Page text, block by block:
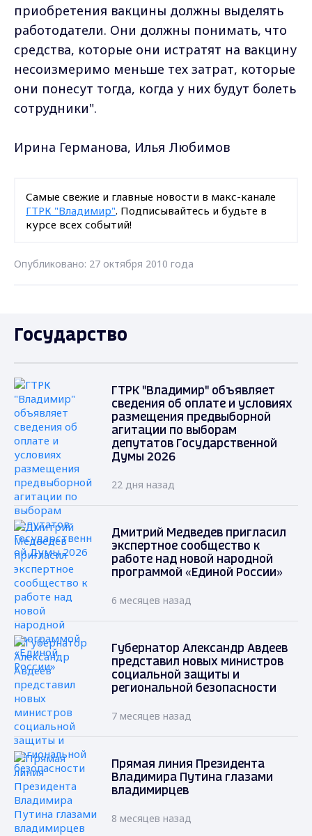
приобретения вакцины должны выделять
работодатели. Они должны понимать, что
средства, которые они истратят на вакцину
несоизмеримо меньше тех затрат, которые
они понесут тогда, когда у них будут болеть
сотрудники".
Ирина Германова, Илья Любимов
Самые свежие и главные новости в макс-канале
ГТРК "Владимир". Подписывайтесь и будьте в
курсе всех событий!
Опубликовано: 27 октября 2010 года
Государство
ГТРК "Владимир" объявляет
сведения об оплате и условиях
размещения предвыборной
агитации по выборам
депутатов Государственной
Думы 2026
22 дня назад
Дмитрий Медведев пригласил
экспертное сообщество к
работе над новой народной
программой «Единой России»
6 месяцев назад
Губернатор Александр Авдеев
представил новых министров
социальной защиты и
региональной безопасности
7 месяцев назад
Прямая линия Президента
Владимира Путина глазами
владимирцев
8 месяцев назад